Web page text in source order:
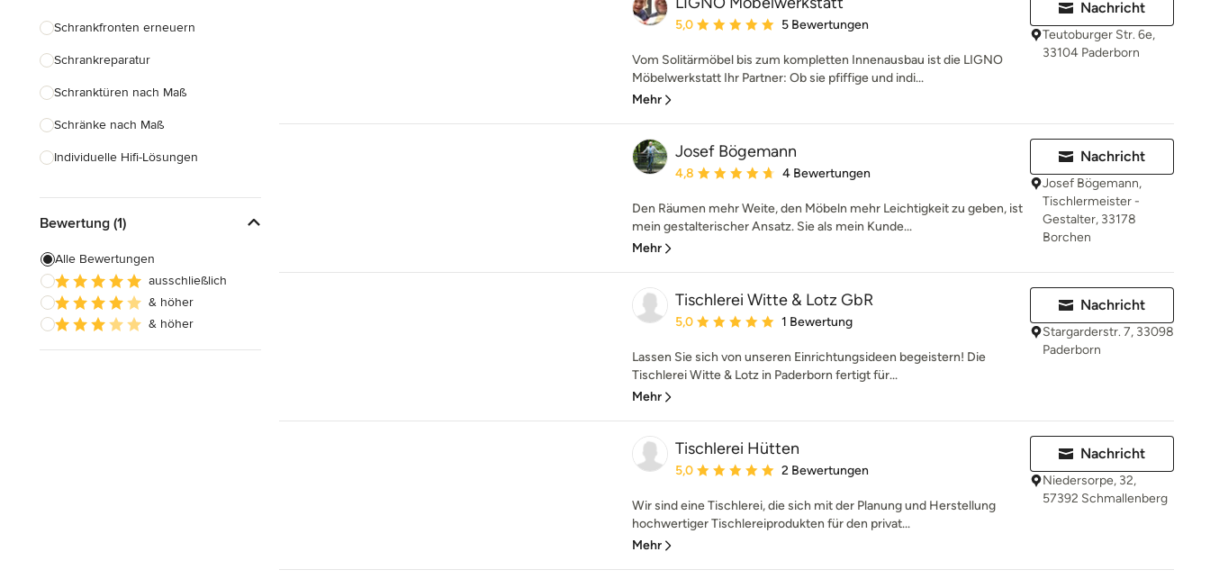
Schrankfronten erneuern
Schrankreparatur
Schranktüren nach Maß
Schränke nach Maß
Individuelle Hifi-Lösungen
Küchenschränke nach Maß
Regale nach Maß
Schreinerarbeiten
Holzbehandlung
Bewertung (1)
Alle Bewertungen
ausschließlich
& höher
& höher
Durchschnittliche Bewertung: 5 von 5 Sternen
5,0 5 Bewertungen
Vom Solitärmöbel bis zum kompletten Innenausbau ist die LIGNO
Möbelwerkstatt Ihr Partner: Ob sie pfiffige und indi...
Mehr
Nachricht
Teutoburger Str. 6e,
33104 Paderborn
Josef Bögemann
Durchschnittliche Bewertung: 4.8 von 5 Sternen
4,8 4 Bewertungen
Den Räumen mehr Weite, den Möbeln mehr Leichtigkeit zu geben, ist
mein gestalterischer Ansatz. Sie als mein Kunde...
Mehr
Nachricht
Josef Bögemann,
Tischlermeister -
Gestalter, 33178
Borchen
Tischlerei Witte & Lotz GbR
Durchschnittliche Bewertung: 5 von 5 Sternen
5,0 1 Bewertung
Lassen Sie sich von unseren Einrichtungsideen begeistern! Die
Tischlerei Witte & Lotz in Paderborn fertigt für...
Mehr
Nachricht
Stargarderstr. 7, 33098
Paderborn
Tischlerei Hütten
Durchschnittliche Bewertung: 5 von 5 Sternen
5,0 2 Bewertungen
Wir sind eine Tischlerei, die sich mit der Planung und Herstellung
hochwertiger Tischlereiprodukten für den privat...
Mehr
Nachricht
Niedersorpe, 32,
57392 Schmallenberg